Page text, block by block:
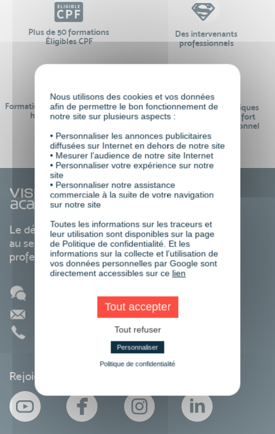
Plus de 50 formations
Éligibles CPF
Des intervenants
professionnels
Formations réalisables pendant ou
hors temps de travail
Des contenus pédagogiques
« de pointe » et en lien fort
avec le monde professionnel
Le développement des compétences
au service de votre carrière
professionnelle
Rejoignez-nous sur les réseaux sociaux
Nous utilisons des cookies et vos données
afin de permettre le bon fonctionnement de
notre site sur plusieurs aspects :
• Personnaliser les annonces publicitaires
diffusées sur Internet en dehors de notre site
• Mesurer l’audience de notre site Internet
• Personnaliser votre expérience sur notre
site
• Personnaliser notre assistance
commerciale à la suite de votre navigation
sur notre site
Toutes les informations sur les traceurs et
leur utilisation sont disponibles sur la page
de Politique de confidentialité. Et les
informations sur la collecte et l’utilisation de
vos données personnelles par Google sont
directement accessibles sur ce lien
Tout accepter
Tout refuser
Personnaliser
Politique de confidentialité